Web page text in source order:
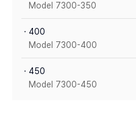
Model 7300-350
ㆍ400
Model 7300-400
ㆍ450
Model 7300-450